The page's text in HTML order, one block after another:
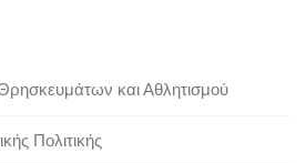
και Αθλητισμού
Πολιτικής